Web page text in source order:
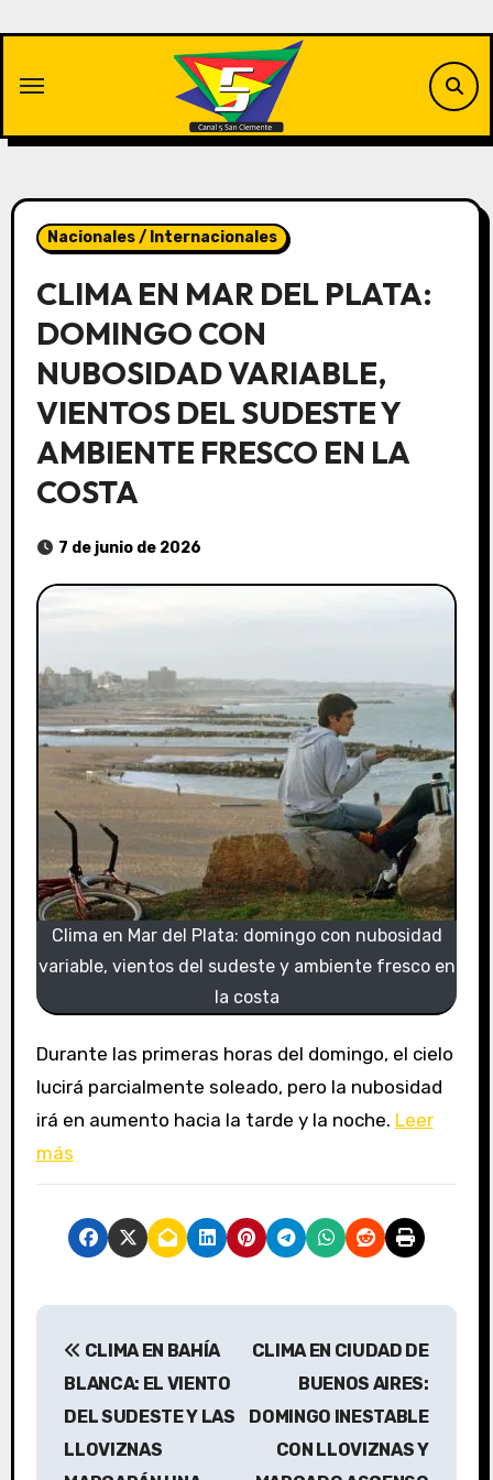
contenido
Nacionales / Internacionales
CLIMA EN MAR DEL PLATA:
DOMINGO CON
NUBOSIDAD VARIABLE,
VIENTOS DEL SUDESTE Y
AMBIENTE FRESCO EN LA
COSTA
7 de junio de 2026
Clima en Mar del Plata: domingo con nubosidad
variable, vientos del sudeste y ambiente fresco en
la costa
Durante las primeras horas del domingo, el cielo
lucirá parcialmente soleado, pero la nubosidad
irá en aumento hacia la tarde y la noche. Leer
más
N
CLIMA EN BAHÍA
BLANCA: EL VIENTO
DEL SUDESTE Y LAS
LLOVIZNAS
CLIMA EN CIUDAD DE
BUENOS AIRES:
DOMINGO INESTABLE
CON LLOVIZNAS Y